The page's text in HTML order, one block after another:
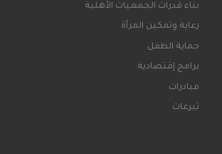
بناء قدرات الجمعيات الأهلية
رعاية وتمكين المرأة
حماية الطفل
برامج إقتصادية
مبادرات
تبرعات